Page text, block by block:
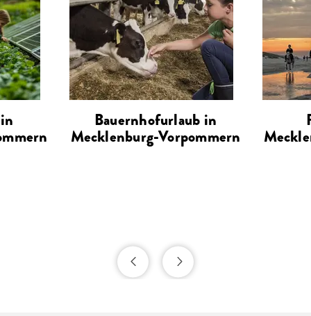
Bauernhofurlaub in
Mecklenburg-Vorpommern